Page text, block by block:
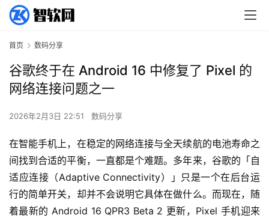
首页 数码分享
谷歌终于在 Android 16 中修复了 Pixel 的
网络连接问题之一
2026年2月3日 22:51 数码分享
在智能手机上，在稳定的网络连接与全天续航的电池寿命之
间找到合适的平衡，一直都是个难题。多年来，谷歌的「自
适应连接（Adaptive Connectivity）」只是一个在后台运
行的简单开关，却并不会说明它具体在做什么。而现在，随
着最新的 Android 16 QPR3 Beta 2 更新，Pixel 手机迎来